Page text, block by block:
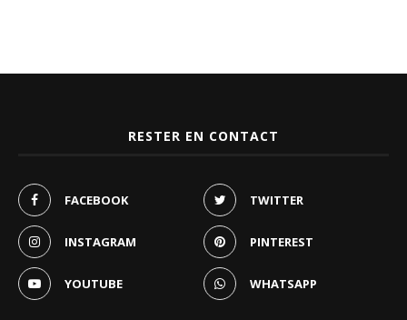
RESTER EN CONTACT
FACEBOOK TWITTER
INSTAGRAM PINTEREST
YOUTUBE WHATSAPP